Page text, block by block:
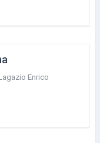
Enrico